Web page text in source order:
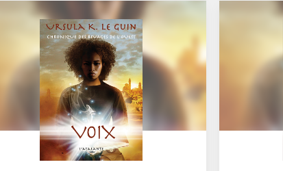
elle
Hain »
chaque
chance
rivages